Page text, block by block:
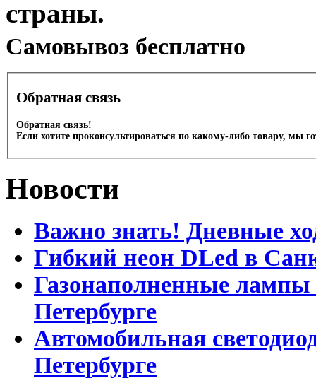
страны.
Cамовывоз бесплатно
Обратная связь
Обратная связь!
Если хотите проконсультироваться по какому-либо товару, мы
Новости
Важно знать! Дневные
Гибкий неон DLed в
Газонаполненные
Петербурге
Автомобильная
Петербурге